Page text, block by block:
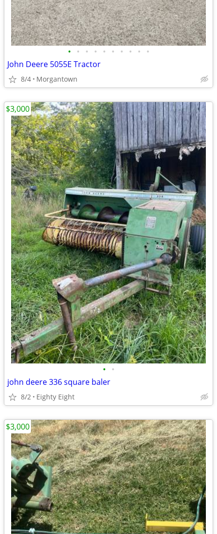
• • • • • • • • • •
John Deere 5055E Tractor
8/4 Morgantown
• •
john deere 336 square baler
8/2 Eighty Eight
$3,000
$3,000